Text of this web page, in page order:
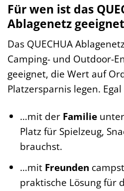
Für wen ist das
Ablagenetz
Das QUECHUA
Camping- und Outdoor-
geeignet, die Wert auf
Platzersparnis legen.
…mit der Familie
Platz für Spielzeug,
brauchst.
…mit Freunden
praktische Lösung für